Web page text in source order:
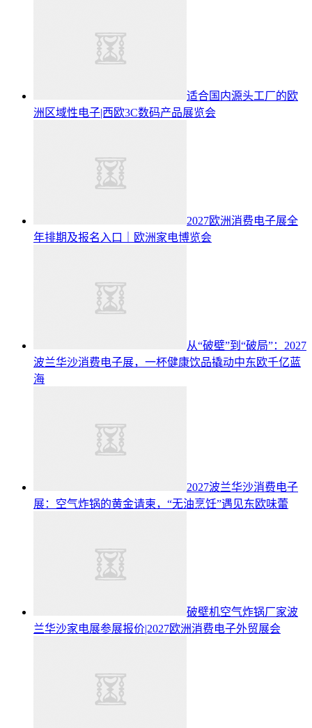
适合国内源头工厂的欧
洲区域性电子|西欧3C数码产品展览会
2027欧洲消费电子展全
年排期及报名入口｜欧洲家电博览会
从“破壁”到“破局”：2027
波兰华沙消费电子展，一杯健康饮品撬动中东欧千亿蓝
海
2027波兰华沙消费电子
展：空气炸锅的黄金请柬，“无油烹饪”遇见东欧味蕾
破壁机空气炸锅厂家波
兰华沙家电展参展报价|2027欧洲消费电子外贸展会